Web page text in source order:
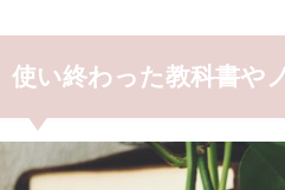
使い終わった教科書や